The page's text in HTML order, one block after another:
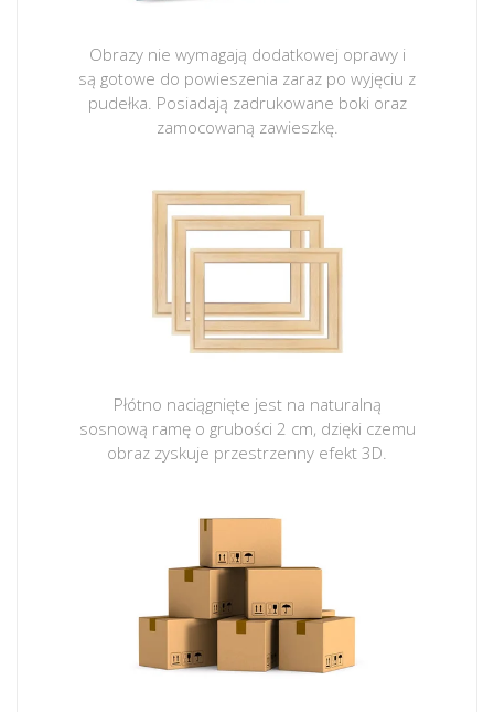
Obrazy nie wymagają dodatkowej oprawy i
są gotowe do powieszenia zaraz po wyjęciu z
pudełka. Posiadają zadrukowane boki oraz
zamocowaną zawieszkę.
Płótno naciągnięte jest na naturalną
sosnową ramę o grubości 2 cm, dzięki czemu
obraz zyskuje przestrzenny efekt 3D.